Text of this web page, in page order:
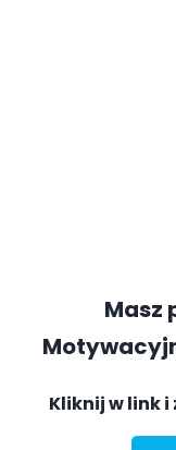
Masz
Kliknij w link